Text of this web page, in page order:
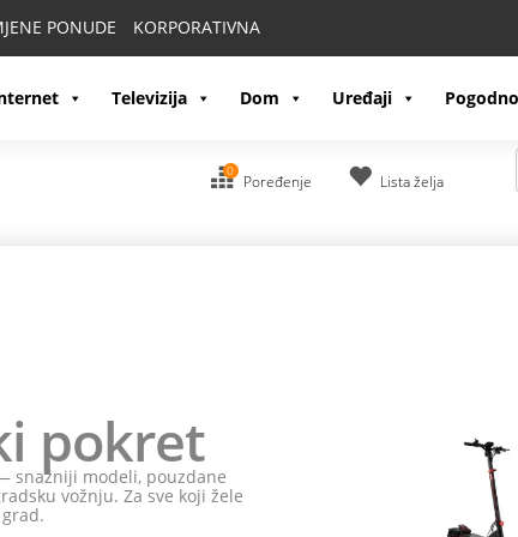
PONUDE KORPORATIVNA
Televizija Dom Uređaji
0
Poređenje Lista želja
pokret
snažniji modeli, pouzdane
vožnju. Za sve koji žele